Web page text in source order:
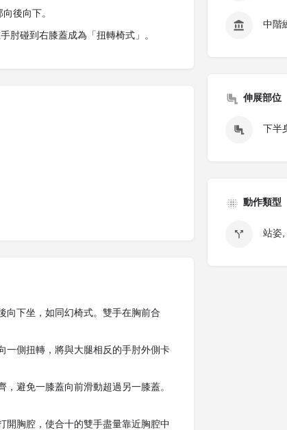
後向下。
肘碰到右膝蓋成為「扭轉椅式」。
向下坐，如同幻椅式。雙手在胸前合
一側扭轉，將與大腿相反的手肘外側卡
避免一膝蓋向前滑動超過另一膝蓋。
開胸腔，使合十的雙手盡量靠近胸腔中
中階
伸展部位
下
動作類型
站姿,